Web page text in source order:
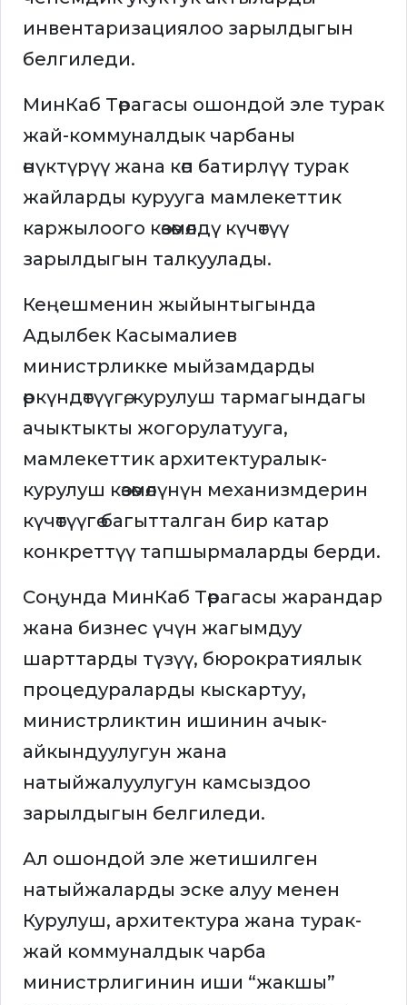
инвентаризациялоо зарылдыгын
белгиледи.
МинКаб Төрагасы ошондой эле турак
жай-коммуналдык чарбаны
өнүктүрүү жана көп батирлүү турак
жайларды курууга мамлекеттик
каржылоого көзөмөлдү күчөтүү
зарылдыгын талкуулады.
Кеңешменин жыйынтыгында
Адылбек Касымалиев
министрликке мыйзамдарды
өркүндөтүүгө, курулуш тармагындагы
ачыктыкты жогорулатууга,
мамлекеттик архитектуралык-
курулуш көзөмөлүнүн механизмдерин
күчөтүүгө багытталган бир катар
конкреттүү тапшырмаларды берди.
Соңунда МинКаб Төрагасы жарандар
жана бизнес үчүн жагымдуу
шарттарды түзүү, бюрократиялык
процедураларды кыскартуу,
министрликтин ишинин ачык-
айкындуулугун жана
натыйжалуулугун камсыздоо
зарылдыгын белгиледи.
Ал ошондой эле жетишилген
натыйжаларды эске алуу менен
Курулуш, архитектура жана турак-
жай коммуналдык чарба
министрлигинин иши “жакшы”